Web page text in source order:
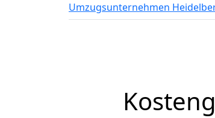
Umzugsunternehmen